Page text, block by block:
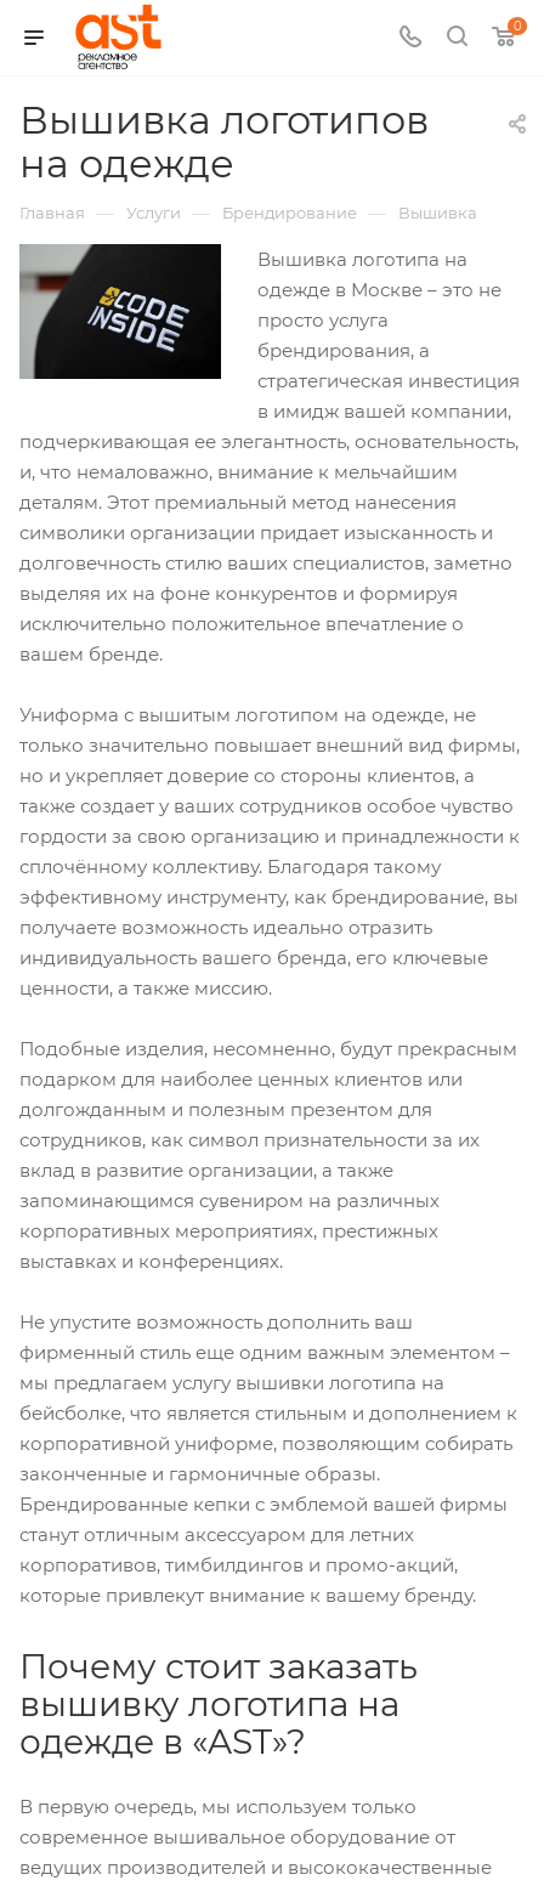
0
Вышивка логотипов
на одежде
Главная — Услуги — Брендирование — Вышивка
Вышивка логотипа на
одежде в Москве – это не
просто услуга
брендирования, а
стратегическая инвестиция
в имидж вашей компании,
подчеркивающая ее элегантность, основательность,
и, что немаловажно, внимание к мельчайшим
деталям. Этот премиальный метод нанесения
символики организации придает изысканность и
долговечность стилю ваших специалистов, заметно
выделяя их на фоне конкурентов и формируя
исключительно положительное впечатление о
вашем бренде.
Униформа с вышитым логотипом на одежде, не
только значительно повышает внешний вид фирмы,
но и укрепляет доверие со стороны клиентов, а
также создает у ваших сотрудников особое чувство
гордости за свою организацию и принадлежности к
сплочённому коллективу. Благодаря такому
эффективному инструменту, как брендирование, вы
получаете возможность идеально отразить
индивидуальность вашего бренда, его ключевые
ценности, а также миссию.
Подобные изделия, несомненно, будут прекрасным
подарком для наиболее ценных клиентов или
долгожданным и полезным презентом для
сотрудников, как символ признательности за их
вклад в развитие организации, а также
запоминающимся сувениром на различных
корпоративных мероприятиях, престижных
выставках и конференциях.
Не упустите возможность дополнить ваш
фирменный стиль еще одним важным элементом –
мы предлагаем услугу вышивки логотипа на
бейсболке, что является стильным и дополнением к
корпоративной униформе, позволяющим собирать
законченные и гармоничные образы.
Брендированные кепки с эмблемой вашей фирмы
станут отличным аксессуаром для летних
корпоративов, тимбилдингов и промо-акций,
которые привлекут внимание к вашему бренду.
Почему стоит заказать
вышивку логотипа на
одежде в «AST»?
В первую очередь, мы используем только
современное вышивальное оборудование от
ведущих производителей и высококачественные